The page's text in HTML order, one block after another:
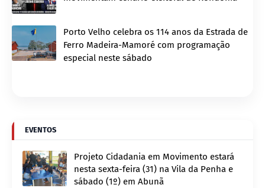
Porto Velho celebra os 114 anos da Estrada de
Ferro Madeira-Mamoré com programação
especial neste sábado
EVENTOS
Projeto Cidadania em Movimento estará
nesta sexta-feira (31) na Vila da Penha e
sábado (1º) em Abunã